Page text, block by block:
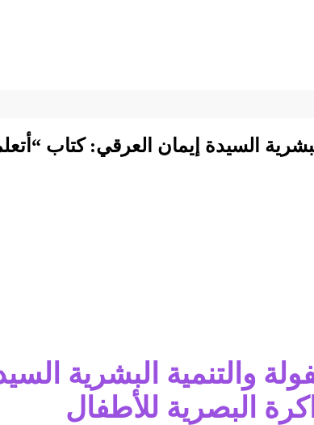
السيدة إيمان العرقي: كتاب
والتنمية البشرية
البصرية للأطفال